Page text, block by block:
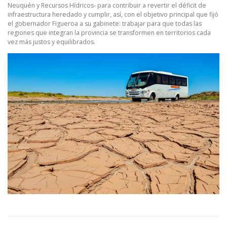
Neuquén y Recursos Hídricos- para contribuir a revertir el déficit de
infraestructura heredado y cumplir, así, con el objetivo principal que fijó
el gobernador Figueroa a su gabinete: trabajar para que todas las
regiones que integran la provincia se transformen en territorios cada
vez más justos y equilibrados.